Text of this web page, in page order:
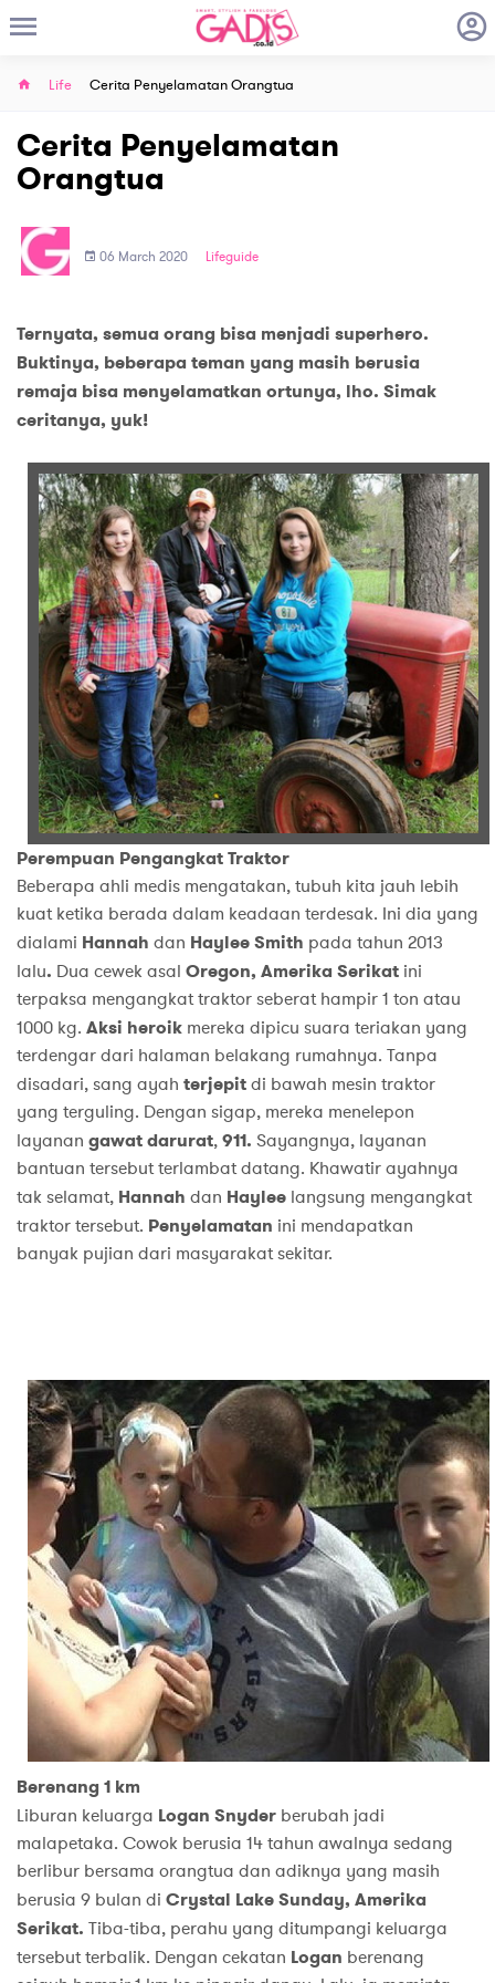
Life Cerita Penyelamatan Orangtua
Cerita Penyelamatan
Orangtua
06 March 2020 Lifeguide
Ternyata, semua orang bisa menjadi superhero.
Buktinya, beberapa teman yang masih berusia
remaja bisa menyelamatkan ortunya, lho. Simak
ceritanya, yuk!
Perempuan Pengangkat Traktor
Beberapa ahli medis mengatakan, tubuh kita jauh lebih
kuat ketika berada dalam keadaan terdesak. Ini dia yang
dialami Hannah dan Haylee Smith pada tahun 2013
lalu. Dua cewek asal Oregon, Amerika Serikat ini
terpaksa mengangkat traktor seberat hampir 1 ton atau
1000 kg. Aksi heroik mereka dipicu suara teriakan yang
terdengar dari halaman belakang rumahnya. Tanpa
disadari, sang ayah terjepitdi bawah mesin traktor
yang terguling. Dengan sigap, mereka menelepon
layanan gawat darurat,911. Sayangnya, layanan
bantuan tersebut terlambat datang. Khawatir ayahnya
tak selamat, Hannah dan Haylee langsung mengangkat
traktor tersebut. Penyelamatan ini mendapatkan
banyak pujian dari masyarakat sekitar.
Berenang 1 km
Liburan keluarga Logan Snyder berubah jadi
malapetaka. Cowok berusia 14 tahun awalnya sedang
berlibur bersama orangtua dan adiknya yang masih
berusia 9 bulan di Crystal Lake Sunday, Amerika
Serikat. Tiba-tiba, perahu yang ditumpangi keluarga
tersebut terbalik. Dengan cekatan Logan berenang